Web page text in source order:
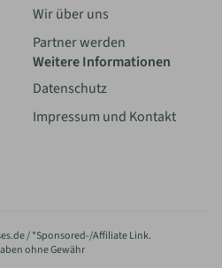
Wir über uns
Partner werden
Weitere Informationen
Datenschutz
Impressum und Kontakt
/ *Sponsored-/Affiliate Link.
ohne Gewähr